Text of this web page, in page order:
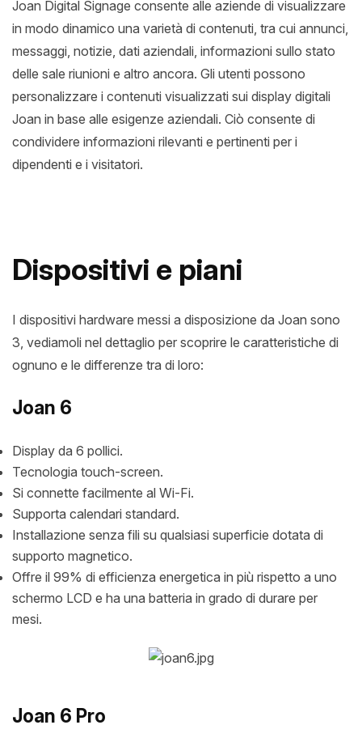
Joan Digital Signage consente alle aziende di visualizzare
in modo dinamico una varietà di contenuti, tra cui annunci,
messaggi, notizie, dati aziendali, informazioni sullo stato
delle sale riunioni e altro ancora. Gli utenti possono
personalizzare i contenuti visualizzati sui display digitali
Joan in base alle esigenze aziendali. Ciò consente di
condividere informazioni rilevanti e pertinenti per i
dipendenti e i visitatori.
Dispositivi e piani
I dispositivi hardware messi a disposizione da Joan sono
3, vediamoli nel dettaglio per scoprire le caratteristiche di
ognuno e le differenze tra di loro:
Joan 6
Display da 6 pollici.
Tecnologia touch-screen.
Si connette facilmente al Wi-Fi.
Supporta calendari standard.
Installazione senza fili su qualsiasi superficie dotata di
supporto magnetico.
Offre il 99% di efficienza energetica in più rispetto a uno
schermo LCD e ha una batteria in grado di durare per
mesi.
Joan 6 Pro